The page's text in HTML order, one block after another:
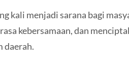
kali menjadi sarana bagi
kebersamaan, dan
daerah.